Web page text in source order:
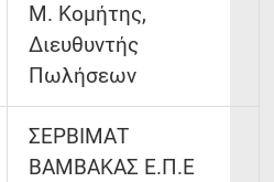
Μ. Κομήτης,
Διευθυντής
Πωλήσεων
ΣΕΡΒΙΜΑΤ
ΒΑΜΒΑΚΑΣ Ε.Π.Ε